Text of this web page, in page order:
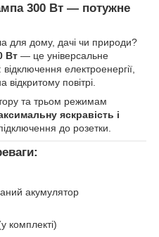
300 Вт — потужне
для дому, дачі чи природи?
Вт — це універсальне
електроенергії,
повітрі.
та трьом режимам
яскравість і
до розетки.
акумулятор
комплекті)